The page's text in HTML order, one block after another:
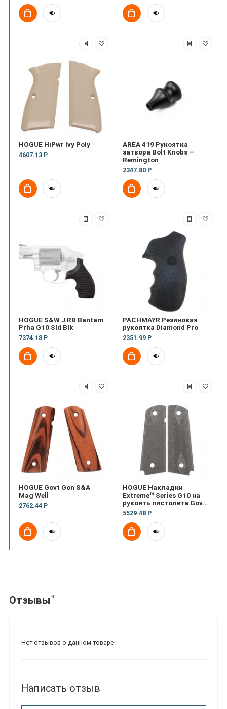
HOGUE HiPwr Ivy Poly
4607.13 Р
AREA 419 Рукоятка
затвора Bolt Knobs —
Remington
2347.80 Р
HOGUE S&W J RB Bantam
Prha G10 Sld Blk
7374.18 Р
PACHMAYR Резиновая
рукоятка Diamond Pro
2351.99 Р
HOGUE Govt Gon S&A
Mag Well
2762.44 Р
HOGUE Накладки
Extreme™ Series G10 на
рукоять пистолета Govt
3/16 Thin (текстура Ck)
5529.48 Р
Отзывы 0
Нет отзывов о данном товаре.
Написать отзыв